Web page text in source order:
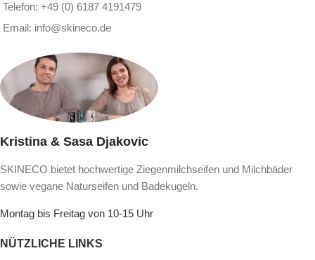
Telefon: +49 (0) 6187 4191479
Email: info@skineco.de
Kristina & Sasa Djakovic
SKINECO bietet hochwertige Ziegenmilchseifen und Milchbäder
sowie vegane Naturseifen und Badekugeln.
Montag bis Freitag von 10-15 Uhr
NÜTZLICHE LINKS